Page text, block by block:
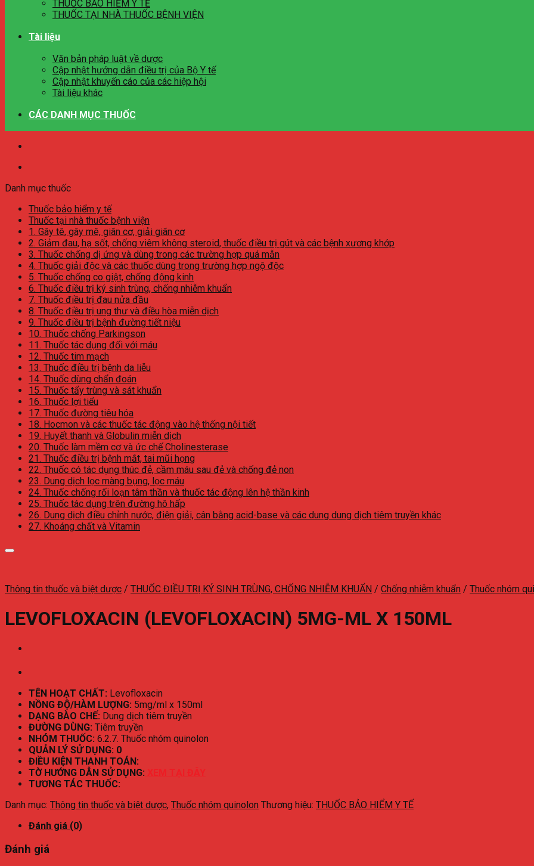
THUỐC BẢO HIỂM Y TẾ
THUỐC TẠI NHÀ THUỐC BỆNH VIỆN
Tài liệu
Văn bản pháp luật về dược
Cập nhật hướng dẫn điều trị của Bộ Y tế
Cập nhật khuyến cáo của các hiệp hội
Tài liệu khác
CÁC DANH MỤC THUỐC
Danh mục thuốc
Thuốc bảo hiểm y tế
Thuốc tại nhà thuốc bệnh viện
1. Gây tê, gây mê, giãn cơ, giải giãn cơ
2. Giảm đau, hạ sốt, chống viêm không steroid, thuốc điều trị gút và các bệnh xương khớp
3. Thuốc chống dị ứng và dùng trong các trường hợp quá mẫn
4. Thuốc giải độc và các thuốc dùng trong trường hợp ngộ độc
5. Thuốc chống co giật, chống động kinh
6. Thuốc điều trị ký sinh trùng, chống nhiễm khuẩn
7. Thuốc điều trị đau nửa đầu
8. Thuốc điều trị ung thư và điều hòa miễn dịch
9. Thuốc điều trị bệnh đường tiết niệu
10. Thuốc chống Parkingson
11. Thuốc tác dụng đối với máu
12. Thuốc tim mạch
13. Thuốc điều trị bệnh da liễu
14. Thuốc dùng chẩn đoán
15. Thuốc tẩy trùng và sát khuẩn
16. Thuốc lợi tiểu
17. Thuốc đường tiêu hóa
18. Hocmon và các thuốc tác động vào hệ thống nội tiết
19. Huyết thanh và Globulin miễn dịch
20. Thuốc làm mềm cơ và ức chế Cholinesterase
21. Thuốc điều trị bệnh mắt, tai mũi họng
22. Thuốc có tác dụng thúc đẻ, cầm máu sau đẻ và chống đẻ non
23. Dung dịch lọc màng bụng, lọc máu
24. Thuốc chống rối loạn tâm thần và thuốc tác động lên hệ thần kinh
25. Thuốc tác dụng trên đường hô hấp
26. Dung dịch điều chỉnh nước, điện giải, cân bằng acid-base và các dung dung dịch tiêm truyền khác
27. Khoáng chất và Vitamin
Thông tin thuốc và biệt dược / THUỐC ĐIỀU TRỊ KÝ SINH TRÙNG, CHỐNG NHIỄM KHUẨN / Chống nhiễm khuẩn / Thuốc nhóm
LEVOFLOXACIN (LEVOFLOXACIN) 5MG-ML X 150ML
TÊN HOẠT CHẤT: Levofloxacin
NỒNG ĐỘ/HÀM LƯỢNG: 5mg/ml x 150ml
DẠNG BÀO CHẾ: Dung dịch tiêm truyền
ĐƯỜNG DÙNG: Tiêm truyền
NHÓM THUỐC: 6.2.7. Thuốc nhóm quinolon
QUẢN LÝ SỬ DỤNG: 0
ĐIỀU KIỆN THANH TOÁN:
TỜ HƯỚNG DẪN SỬ DỤNG: XEM TẠI ĐÂY
TƯƠNG TÁC THUỐC:
Danh mục: Thông tin thuốc và biệt dược, Thuốc nhóm quinolon Thương hiệu: THUỐC BẢO HIỂM Y TẾ
Đánh giá (0)
Đánh giá